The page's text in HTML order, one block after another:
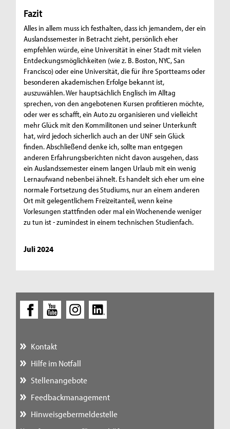
Fazit
Alles in allem muss ich festhalten, dass ich jemandem, der ein
Auslandssemester in Betracht zieht, persönlich eher
empfehlen würde, eine Universität in einer Stadt mit vielen
Entdeckungsmöglichkeiten (wie z. B. Boston, NYC, San
Francisco) oder eine Universität, die für ihre Sportteams oder
besonderen akademischen Erfolge bekannt ist,
auszuwählen. Wer hauptsächlich Englisch im Alltag
sprechen, von den angebotenen Kursen profitieren möchte,
oder wer es schafft, ein Auto zu organisieren und vielleicht
mehr Glück mit den Kommilitonen und seiner Unterkunft
hat, wird jedoch sicherlich auch an der UNF sein Glück
finden. Abschließend denke ich, sollte man entgegen
anderen Erfahrungsberichten nicht davon ausgehen, dass
ein Auslandssemester einem langen Urlaub mit ein wenig
Lernaufwand nebenbei ähnelt. Es handelt sich eher um eine
normale Fortsetzung des Studiums, nur an einem anderen
Ort mit gelegentlichem Freizeitanteil, wenn keine
Vorlesungen stattfinden oder mal ein Wochenende weniger
zu tun ist - zumindest in einem technischen Studienfach.
Juli 2024
Kontakt
Hilfe im Notfall
Stellenangebote
Feedbackmanagement
Hinweisgebermeldestelle